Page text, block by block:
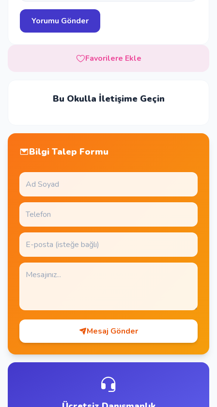
Favorilere Ekle
Bu Okulla İletişime Geçin
Bilgi Talep Formu
Mesaj Gönder